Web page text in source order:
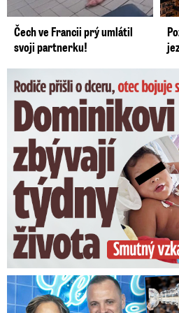
Čech ve Francii prý umlátil
svoji partnerku!
Dominikovi (8) zbývají týdny života:
Na Gáboríka se sypou obvinění z